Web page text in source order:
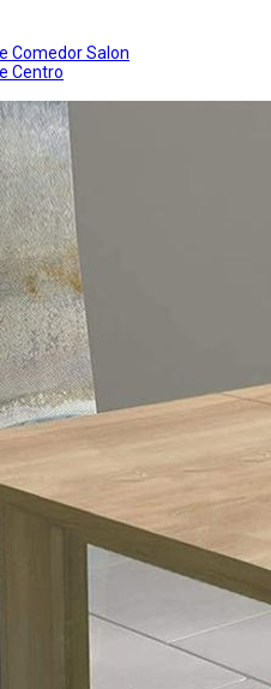
Comedor Salon
Centro